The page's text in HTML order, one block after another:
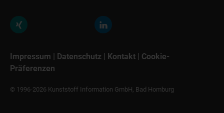
Impressum | Datenschutz | Kontakt | Cookie-
Präferenzen
© 1996-2026 Kunststoff Information GmbH, Bad Homburg